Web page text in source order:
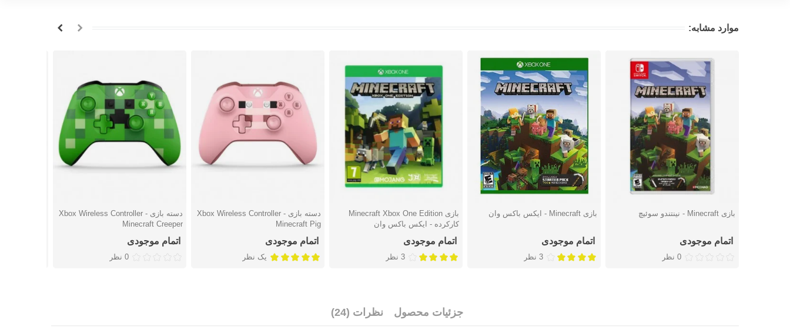
موارد مشابه:
دوست داشتن بازی Minecraft - نینتندو سوئیچ
اتمام موجودی
0 نظر
دوست داشتن بازی Minecraft - ایکس باکس وان
اتمام موجودی
3 نظر
دوست داشتن
بازی Minecraft Xbox One Edition
کارکرده - ایکس باکس وان
اتمام موجودی
3 نظر
دوست داشتن
دسته بازی Xbox Wireless Controller -
Minecraft Pig
اتمام موجودی
یک نظر
دوست داشتن
دسته بازی Xbox Wireless Controller -
Minecraft Creeper
اتمام موجودی
0 نظر
جزئیات محصول نظرات (24)